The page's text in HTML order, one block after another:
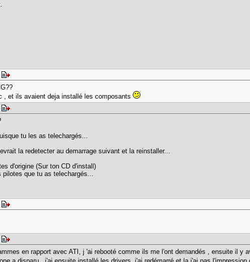
, et ils avaient deja installé les composants
tu les as telechargés...
la redetecter au demarrage suivant et la reinstaller...
d'origine (Sur ton CD d'install)
que tu as telechargés...
en rapport avec ATI, j 'ai rebooté comme ils me l'ont demandés , ensuite il